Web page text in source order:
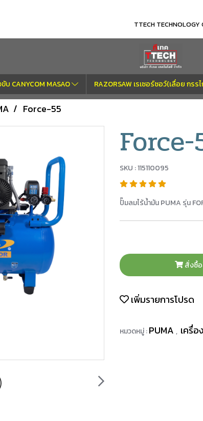
TTECH
CANYCOM MASAO RAZORSAW เรเซอร์ซอว์(เลื่อย กรร
Force-55
Force-
SKU : 115110095
ปั๊มลมไร้น้ำมัน PUMA รุ่น
สั่งซื้
เพิ่มรายการโปรด
หมวดหมู่ :PUMA , เครื่อ